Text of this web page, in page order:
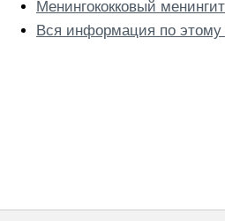
Менингококковый менингит
Вся информация по этому